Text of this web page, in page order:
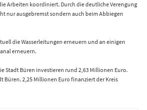
Arbeiten koordiniert. Durch die deutliche Verengung
nur ausgebremst sondern auch beim Abbiegen
die Wasserleitungen erneuern und an einigen
erneuern.
Stadt Büren investieren rund 2,63 Millionen Euro.
Büren. 2,25 Millionen Euro finanziert der Kreis